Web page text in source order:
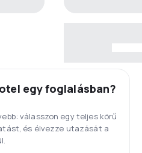
egy foglalásban?
válasszon egy teljes körű
és élvezze utazását a